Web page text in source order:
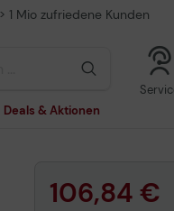
> 1 Mio zufriedene Kunden
Deals & Aktionen
106,84 €